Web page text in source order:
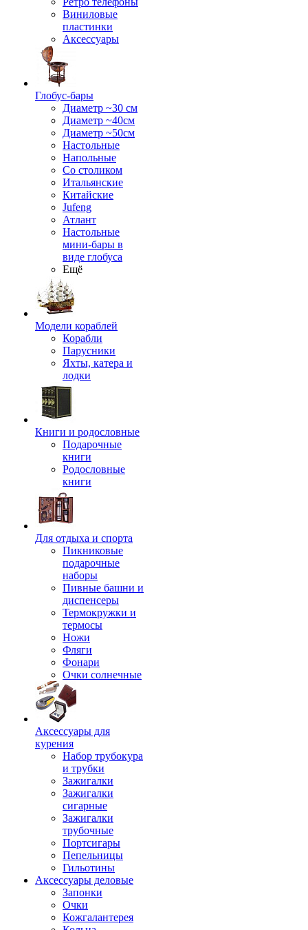
Виниловые
пластинки
Аксессуары
Глобус-бары
Диаметр ~30 см
Диаметр ~40см
Диаметр ~50см
Настольные
Напольные
Со столиком
Итальянские
Китайские
Jufeng
Атлант
Настольные
мини-бары в
виде глобуса
Ещё
Модели кораблей
Корабли
Парусники
Яхты, катера и
лодки
Книги и родословные
Подарочные
книги
Родословные
книги
Для отдыха и спорта
Пикниковые
подарочные
наборы
Пивные башни и
диспенсеры
Термокружки и
термосы
Ножи
Фляги
Фонари
Очки солнечные
Аксессуары для
курения
Набор трубокура
и трубки
Зажигалки
Зажигалки
сигарные
Зажигалки
трубочные
Портсигары
Пепельницы
Гильотины
Аксессуары деловые
Запонки
Очки
Кожгалантерея